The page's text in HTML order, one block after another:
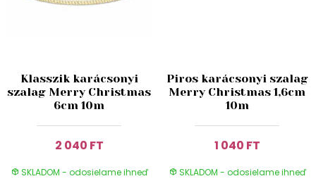
Klasszik karácsonyi
szalag Merry Christmas
6cm 10m
2 040 FT
SKLADOM - odosielame ihneď
Piros karácsonyi szalag
Merry Christmas 1,6cm
10m
1 040 FT
SKLADOM - odosielame ihneď